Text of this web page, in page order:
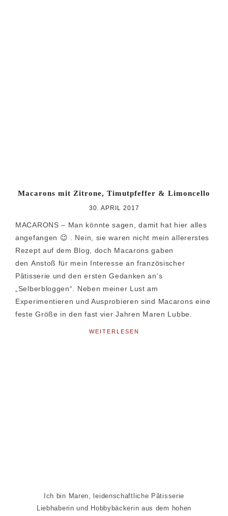
Macarons mit Zitrone, Timutpfeffer & Limoncello
30. APRIL 2017
MACARONS – Man könnte sagen, damit hat hier alles
angefangen 😉 . Nein, sie waren nicht mein allererstes
Rezept auf dem Blog, doch Macarons gaben
den Anstoß für mein Interesse an französischer
Pâtisserie und den ersten Gedanken an’s
„Selberbloggen“. Neben meiner Lust am
Experimentieren und Ausprobieren sind Macarons eine
feste Größe in den fast vier Jahren Maren Lubbe.
WEITERLESEN
Ich bin Maren, leidenschaftliche Pâtisserie
Liebhaberin und Hobbybäckerin aus dem hohen